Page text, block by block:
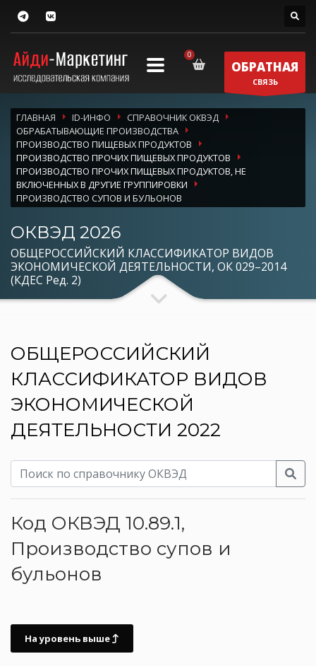
ОБРАТНАЯ
СВЯЗЬ
ГЛАВНАЯ ID-ИНФО
СПРАВОЧНИК ОКВЭД
ОБРАБАТЫВАЮЩИЕ ПРОИЗВОДСТВА
ПРОИЗВОДСТВО ПИЩЕВЫХ ПРОДУКТОВ
ПРОИЗВОДСТВО ПРОЧИХ ПИЩЕВЫХ ПРОДУКТОВ
ПРОИЗВОДСТВО ПРОЧИХ ПИЩЕВЫХ ПРОДУКТОВ, НЕ
ВКЛЮЧЕННЫХ В ДРУГИЕ ГРУППИРОВКИ
ПРОИЗВОДСТВО СУПОВ И БУЛЬОНОВ
ОКВЭД 2026
ОБЩЕРОССИЙСКИЙ КЛАССИФИКАТОР ВИДОВ
ЭКОНОМИЧЕСКОЙ ДЕЯТЕЛЬНОСТИ, ОК 029–2014
(КДЕС Ред. 2)
ОБЩЕРОССИЙСКИЙ
КЛАССИФИКАТОР ВИДОВ
ЭКОНОМИЧЕСКОЙ
ДЕЯТЕЛЬНОСТИ 2022
Код ОКВЭД 10.89.1,
Производство супов и
бульонов
На уровень выше